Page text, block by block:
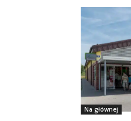
Na głównej